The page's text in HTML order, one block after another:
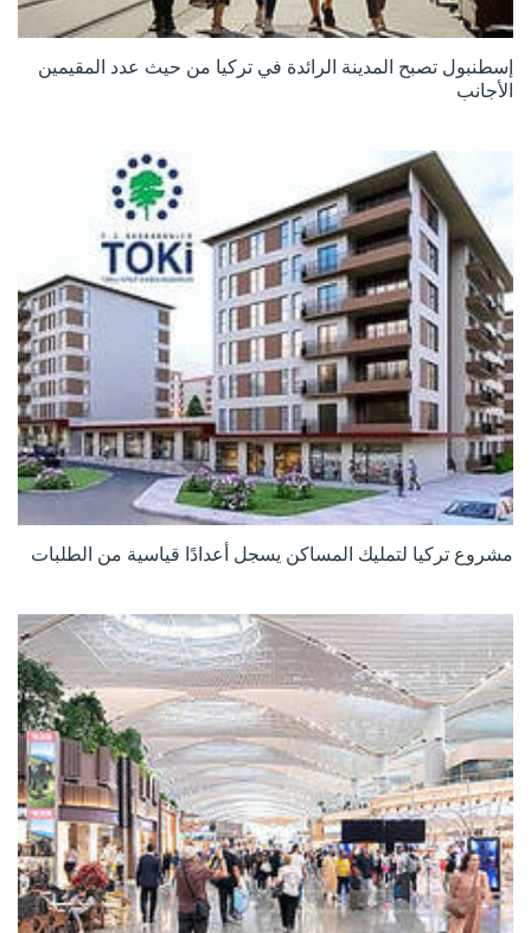
إسطنبول تصبح المدينة الرائدة في تركيا من حيث عدد المقيمين
الأجانب
مشروع تركيا لتمليك المساكن يسجل أعدادًا قياسية من الطلبات